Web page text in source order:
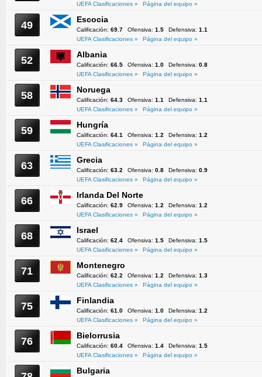
UEFA Clasificaciones »
Página del equipo »
49 Escocia
Calificación: 69.7 Ofensiva: 1.5 Defensiva: 1.1
UEFA Clasificaciones »
Página del equipo »
52 Albania
Calificación: 66.5 Ofensiva: 1.0 Defensiva: 0.8
UEFA Clasificaciones »
Página del equipo »
58 Noruega
Calificación: 64.3 Ofensiva: 1.1 Defensiva: 1.1
UEFA Clasificaciones »
Página del equipo »
59 Hungría
Calificación: 64.1 Ofensiva: 1.2 Defensiva: 1.2
UEFA Clasificaciones »
Página del equipo »
63 Grecia
Calificación: 63.2 Ofensiva: 0.8 Defensiva: 0.9
UEFA Clasificaciones »
Página del equipo »
66 Irlanda Del Norte
Calificación: 62.9 Ofensiva: 1.2 Defensiva: 1.2
UEFA Clasificaciones »
Página del equipo »
68 Israel
Calificación: 62.4 Ofensiva: 1.5 Defensiva: 1.5
UEFA Clasificaciones »
Página del equipo »
71 Montenegro
Calificación: 62.2 Ofensiva: 1.2 Defensiva: 1.3
UEFA Clasificaciones »
Página del equipo »
75 Finlandia
Calificación: 61.0 Ofensiva: 1.0 Defensiva: 1.2
UEFA Clasificaciones »
Página del equipo »
76 Bielorrusia
Calificación: 60.4 Ofensiva: 1.4 Defensiva: 1.5
UEFA Clasificaciones »
Página del equipo »
Bulgaria